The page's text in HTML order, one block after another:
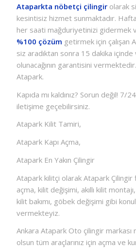
Ataparkta nöbetçi çilingirolarak
kesintisiz hizmet sunmaktadır.
her saati mağduriyetinizi gidermek
%100 çözüm getirmek için çalışan
siz aradıktan sonra 15 dakika
olunacağının garantisini
Atapark.
Kapıda mı kaldınız? Sorun değil! 7/
iletişime geçebilirsiniz.
Atapark Kilit Tamiri,
Atapark Kapı Açma,
Atapark En Yakın Çilingir
Atapark kilitçi olarak Atapark Çilingir
açma, kilit değişimi, akıllı kilit montajı,
kilit bakımı, göbek değişimi gibi
vermekteyiz.
Ankara Atapark Oto çilingir markası
olsun tüm araçlarınız için açma ve